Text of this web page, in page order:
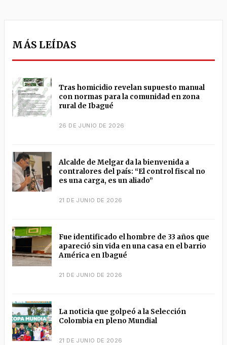
MÁS LEÍDAS
Tras homicidio revelan supuesto manual
con normas para la comunidad en zona
rural de Ibagué
26 DE JUNIO DE 2026
Alcalde de Melgar da la bienvenida a
contralores del país: “El control fiscal no
es una carga, es un aliado”
21 DE JUNIO DE 2026
Fue identificado el hombre de 33 años que
apareció sin vida en una casa en el barrio
América en Ibagué
21 DE JUNIO DE 2026
La noticia que golpeó a la Selección
Colombia en pleno Mundial
21 DE JUNIO DE 2026